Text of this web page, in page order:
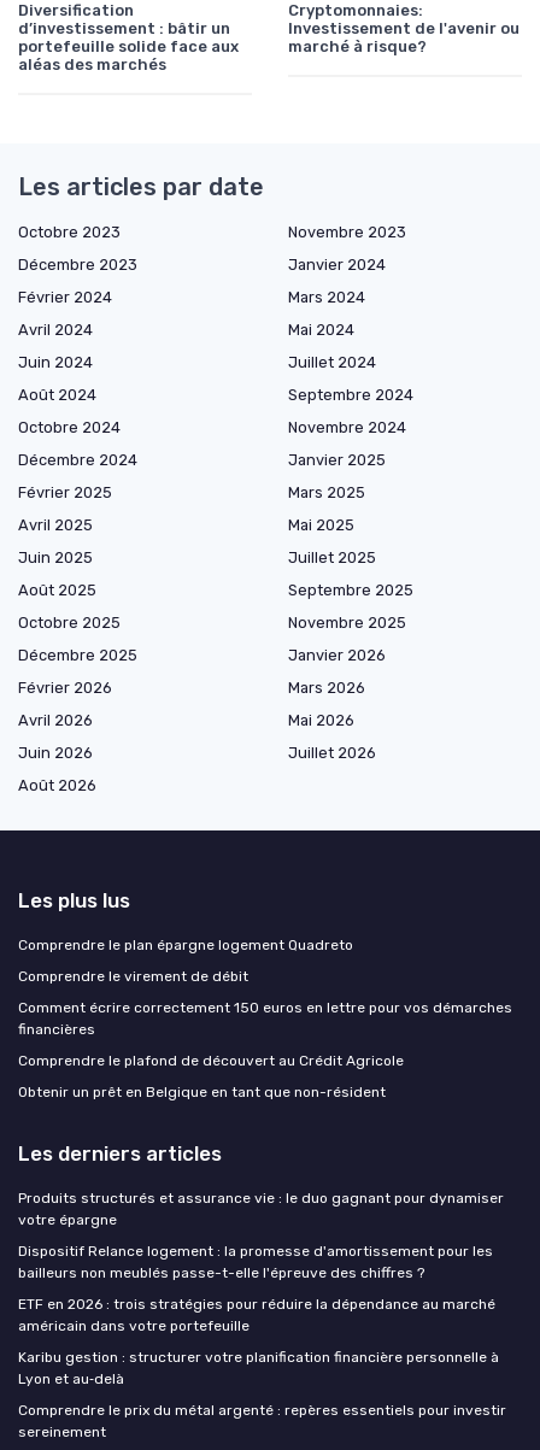
Diversification
d’investissement : bâtir un
portefeuille solide face aux
aléas des marchés
Cryptomonnaies:
Investissement de l'avenir ou
marché à risque?
Les articles par date
Octobre 2023
Novembre 2023
Décembre 2023
Janvier 2024
Février 2024
Mars 2024
Avril 2024
Mai 2024
Juin 2024
Juillet 2024
Août 2024
Septembre 2024
Octobre 2024
Novembre 2024
Décembre 2024
Janvier 2025
Février 2025
Mars 2025
Avril 2025
Mai 2025
Juin 2025
Juillet 2025
Août 2025
Septembre 2025
Octobre 2025
Novembre 2025
Décembre 2025
Janvier 2026
Février 2026
Mars 2026
Avril 2026
Mai 2026
Juin 2026
Juillet 2026
Août 2026
Les plus lus
Comprendre le plan épargne logement Quadreto
Comprendre le virement de débit
Comment écrire correctement 150 euros en lettre pour vos démarches
financières
Comprendre le plafond de découvert au Crédit Agricole
Obtenir un prêt en Belgique en tant que non-résident
Les derniers articles
Produits structurés et assurance vie : le duo gagnant pour dynamiser
votre épargne
Dispositif Relance logement : la promesse d'amortissement pour les
bailleurs non meublés passe-t-elle l'épreuve des chiffres ?
ETF en 2026 : trois stratégies pour réduire la dépendance au marché
américain dans votre portefeuille
Karibu gestion : structurer votre planification financière personnelle à
Lyon et au‑delà
Comprendre le prix du métal argenté : repères essentiels pour investir
sereinement